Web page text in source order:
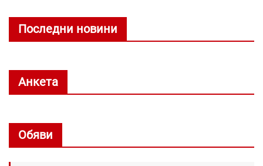
Последни новини
Анкета
Обяви